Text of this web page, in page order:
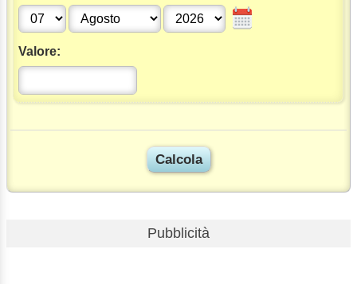
Valore:
Pubblicità